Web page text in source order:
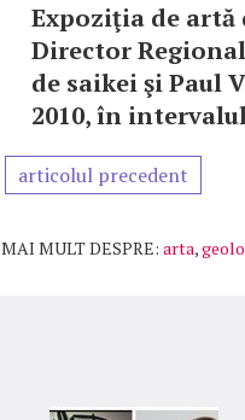
Expoziţia de artă
Director
de saikei şi Paul
2010, în
articolul precedent
MAI MULT DESPRE: arta,